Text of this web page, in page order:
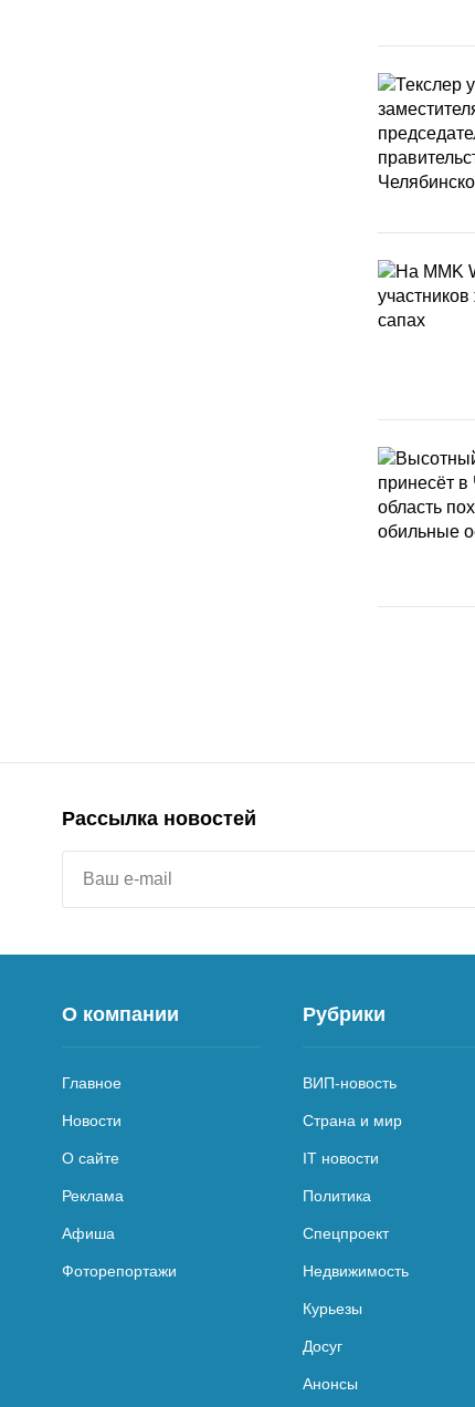
Рассылка новостей
О компании
Главное
Новости
О сайте
Реклама
Афиша
Фоторепортажи
Рубрики
ВИП-новость
Страна и мир
IT новости
Политика
Спецпроект
Недвижимость
Курьезы
Досуг
Анонсы